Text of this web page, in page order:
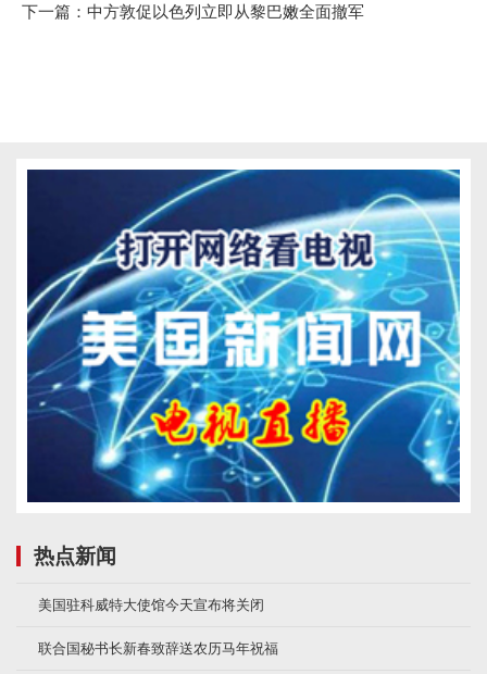
下一篇： 中方敦促以色列立即从黎巴嫩全面撤军
热点新闻
美国驻科威特大使馆今天宣布将关闭
联合国秘书长新春致辞送农历马年祝福